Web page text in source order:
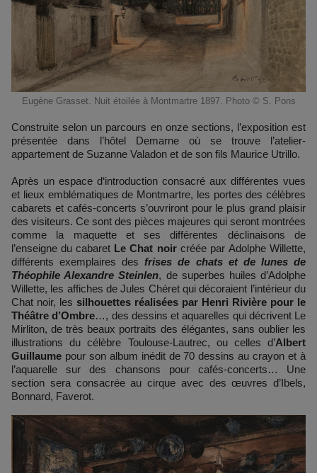
Eugène Grasset. Nuit étoilée à Montmartre 1897. Photo © S. Pons
Construite selon un parcours en onze sections, l’exposition est
présentée dans l’hôtel Demarne où se trouve l’atelier-
appartement de Suzanne Valadon et de son fils Maurice Utrillo.
Après un espace d‘introduction consacré aux différentes vues
et lieux emblématiques de Montmartre, les portes des célèbres
cabarets et cafés-concerts s’ouvriront pour le plus grand plaisir
des visiteurs. Ce sont des pièces majeures qui seront montrées
comme la maquette et ses différentes déclinaisons de
l’enseigne du cabaret Le Chat noir créée par Adolphe Willette,
différents exemplaires des frises de chats et de lunes de
Théophile Alexandre Steinlen, de superbes huiles d’Adolphe
Willette, les affiches de Jules Chéret qui décoraient l’intérieur du
Chat noir, les silhouettes réalisées par Henri Rivière pour le
Théâtre d’Ombre…, des dessins et aquarelles qui décrivent Le
Mirliton, de très beaux portraits des élégantes, sans oublier les
illustrations du célèbre Toulouse-Lautrec, ou celles d’Albert
Guillaume pour son album inédit de 70 dessins au crayon et à
l’aquarelle sur des chansons pour cafés-concerts… Une
section sera consacrée au cirque avec des œuvres d’Ibels,
Bonnard, Faverot.